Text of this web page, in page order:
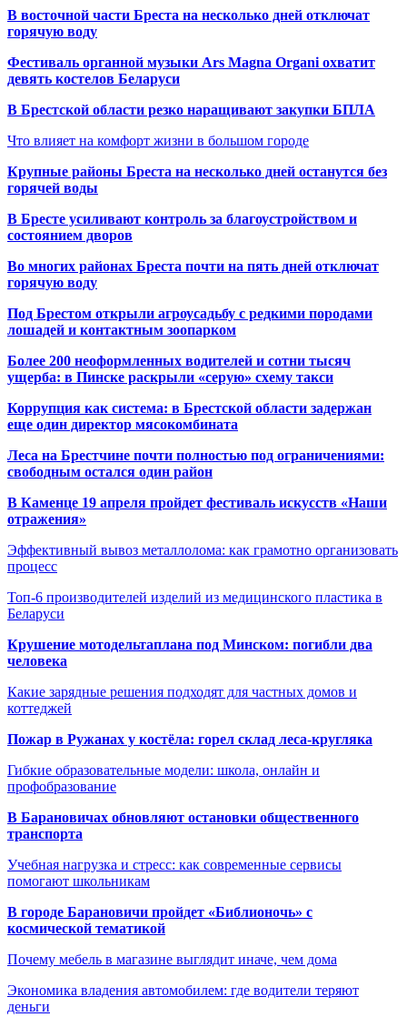
В восточной части Бреста на несколько дней отключат
горячую воду
Фестиваль органной музыки Ars Magna Organi охватит
девять костелов Беларуси
В Брестской области резко наращивают закупки БПЛА
Что влияет на комфорт жизни в большом городе
Крупные районы Бреста на несколько дней останутся без
горячей воды
В Бресте усиливают контроль за благоустройством и
состоянием дворов
Во многих районах Бреста почти на пять дней отключат
горячую воду
Под Брестом открыли агроусадьбу с редкими породами
лошадей и контактным зоопарком
Более 200 неоформленных водителей и сотни тысяч
ущерба: в Пинске раскрыли «серую» схему такси
Коррупция как система: в Брестской области задержан
еще один директор мясокомбината
Леса на Брестчине почти полностью под ограничениями:
свободным остался один район
В Каменце 19 апреля пройдет фестиваль искусств «Наши
отражения»
Эффективный вывоз металлолома: как грамотно организовать
процесс
Топ-6 производителей изделий из медицинского пластика в
Беларуси
Крушение мотодельтаплана под Минском: погибли два
человека
Какие зарядные решения подходят для частных домов и
коттеджей
Пожар в Ружанах у костёла: горел склад леса-кругляка
Гибкие образовательные модели: школа, онлайн и
профобразование
В Барановичах обновляют остановки общественного
транспорта
Учебная нагрузка и стресс: как современные сервисы
помогают школьникам
В городе Барановичи пройдет «Библионочь» с
космической тематикой
Почему мебель в магазине выглядит иначе, чем дома
Экономика владения автомобилем: где водители теряют
деньги